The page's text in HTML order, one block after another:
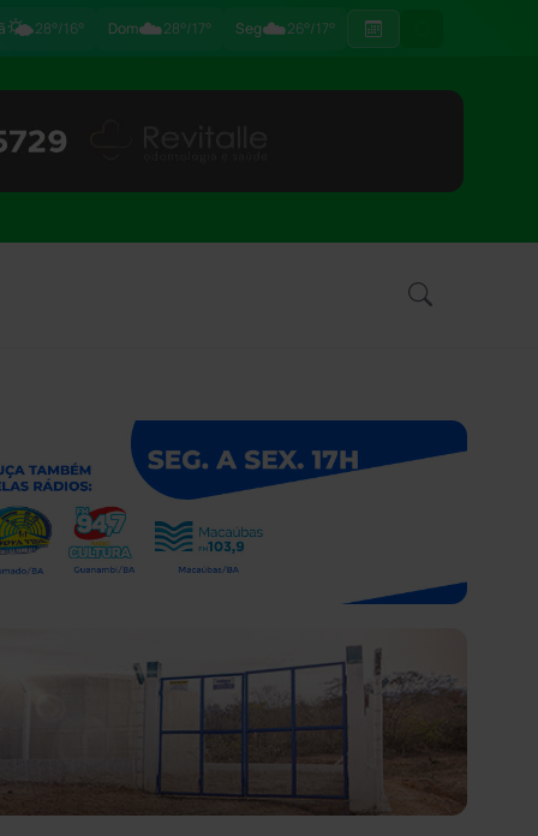
🌤️28°/16° Dom☁️28°/17° Seg☁️26°/17°